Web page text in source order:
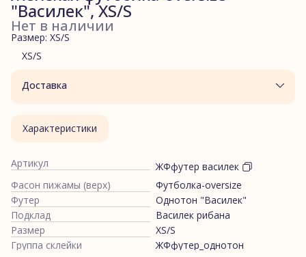
"Василек", XS/S
Нет в наличии
Размер: XS/S
XS/S
Доставка
Характеристики
Артикул
ЖФфутер василек
Фасон пижамы (верх)
Футболка-oversize
Футер
Однотон "Василек"
Подклад
Василек рибана
Размер
XS/S
Группа склейки
ЖФфутер_однотон